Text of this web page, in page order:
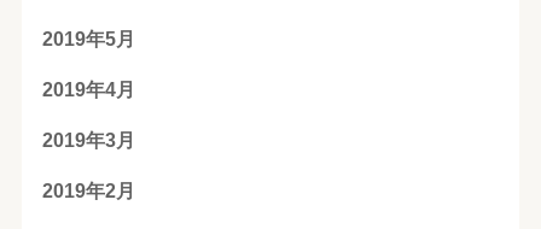
2019年5月
2019年4月
2019年3月
2019年2月